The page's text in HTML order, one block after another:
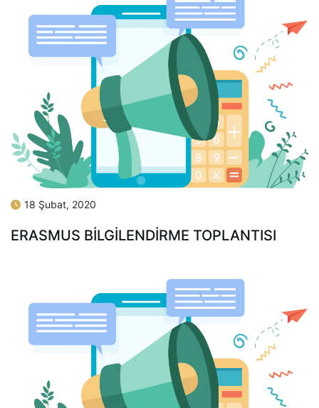
18 Şubat, 2020
ERASMUS BİLGİLENDİRME TOPLANTISI